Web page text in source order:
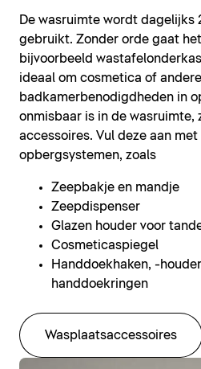
De wasruimte wordt dagelijks
gebruikt. Zonder orde gaat
bijvoorbeeld
ideaal om cosmetica of andere
badkamerbenodigdheden in
onmisbaar is in de wasruimte,
accessoires. Vul deze aan
opbergsystemen, zoals
Zeepbakje en mandje
Zeepdispenser
Glazen houder voor
Cosmeticaspiegel
Handdoekhaken, -
handdoekringen
Wasplaatsaccessoires